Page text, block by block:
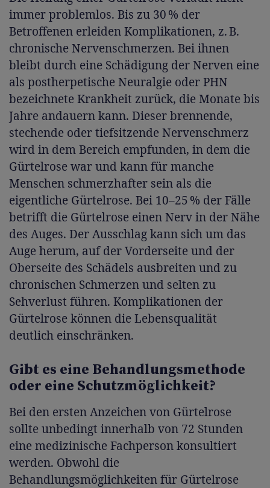
immer problemlos. Bis zu 30 % der
Betroffenen erleiden Komplikationen, z. B.
chronische Nervenschmerzen. Bei ihnen
bleibt durch eine Schädigung der Nerven eine
als postherpetische Neuralgie oder PHN
bezeichnete Krankheit zurück, die Monate bis
Jahre andauern kann. Dieser brennende,
stechende oder tiefsitzende Nervenschmerz
wird in dem Bereich empfunden, in dem die
Gürtelrose war und kann für manche
Menschen schmerzhafter sein als die
eigentliche Gürtelrose. Bei 10–25 % der Fälle
betrifft die Gürtelrose einen Nerv in der Nähe
des Auges. Der Ausschlag kann sich um das
Auge herum, auf der Vorderseite und der
Oberseite des Schädels ausbreiten und zu
chronischen Schmerzen und selten zu
Sehverlust führen. Komplikationen der
Gürtelrose können die Lebensqualität
deutlich einschränken.
Gibt es eine Behandlungsmethode
oder eine Schutzmöglichkeit?
Bei den ersten Anzeichen von Gürtelrose
sollte unbedingt innerhalb von 72 Stunden
eine medizinische Fachperson konsultiert
werden. Obwohl die
Behandlungsmöglichkeiten für Gürtelrose